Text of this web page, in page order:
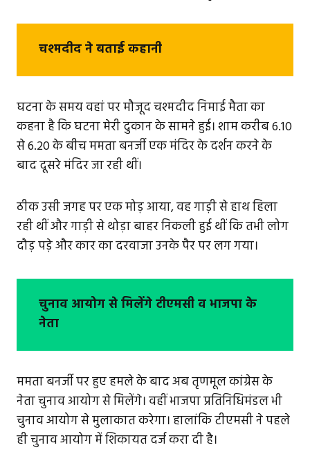
चश्मदीद ने बताई कहानी
घटना के समय वहां पर मौजूद चश्मदीद निमाई मैता का
कहना है कि घटना मेरी दुकान के सामने हुई। शाम करीब 6.10
से 6.20 के बीच ममता बनर्जी एक मंदिर के दर्शन करने के
बाद दूसरे मंदिर जा रही थीं।
ठीक उसी जगह पर एक मोड़ आया, वह गाड़ी से हाथ हिला
रही थीं और गाड़ी से थोड़ा बाहर निकली हुई थीं कि तभी लोग
दौड़ पड़े और कार का दरवाजा उनके पैर पर लग गया।
चुनाव आयोग से मिलेंगे टीएमसी व भाजपा के
नेता
ममता बनर्जी पर हुए हमले के बाद अब तृणमूल कांग्रेस के
नेता चुनाव आयोग से मिलेंगे। वहीं भाजपा प्रतिनिधिमंडल भी
चुनाव आयोग से मुलाकात करेगा। हालांकि टीएमसी ने पहले
ही चुनाव आयोग में शिकायत दर्ज करा दी है।